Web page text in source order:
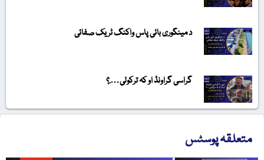
د مینگوری بائی پاس واکنگ ٹریک صفائی
گراسی گراونڈ او کہ ترکولی….؟
متعلقہ پوسٹس